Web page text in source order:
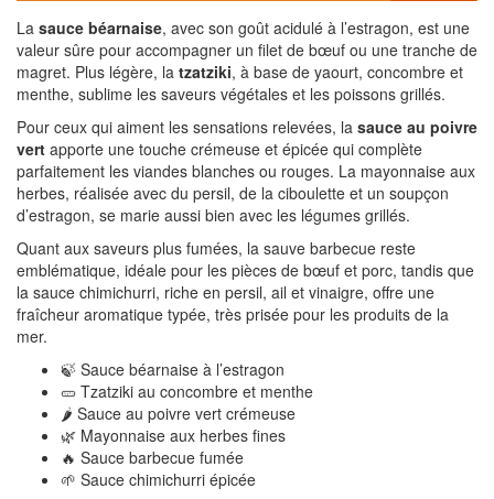
La sauce béarnaise, avec son goût acidulé à l’estragon, est une
valeur sûre pour accompagner un filet de bœuf ou une tranche de
magret. Plus légère, la tzatziki, à base de yaourt, concombre et
menthe, sublime les saveurs végétales et les poissons grillés.
Pour ceux qui aiment les sensations relevées, la sauce au poivre
vert apporte une touche crémeuse et épicée qui complète
parfaitement les viandes blanches ou rouges. La mayonnaise aux
herbes, réalisée avec du persil, de la ciboulette et un soupçon
d’estragon, se marie aussi bien avec les légumes grillés.
Quant aux saveurs plus fumées, la sauve barbecue reste
emblématique, idéale pour les pièces de bœuf et porc, tandis que
la sauce chimichurri, riche en persil, ail et vinaigre, offre une
fraîcheur aromatique typée, très prisée pour les produits de la
mer.
🍃 Sauce béarnaise à l’estragon
🥒 Tzatziki au concombre et menthe
🌶️ Sauce au poivre vert crémeuse
🌿 Mayonnaise aux herbes fines
🔥 Sauce barbecue fumée
🌱 Sauce chimichurri épicée